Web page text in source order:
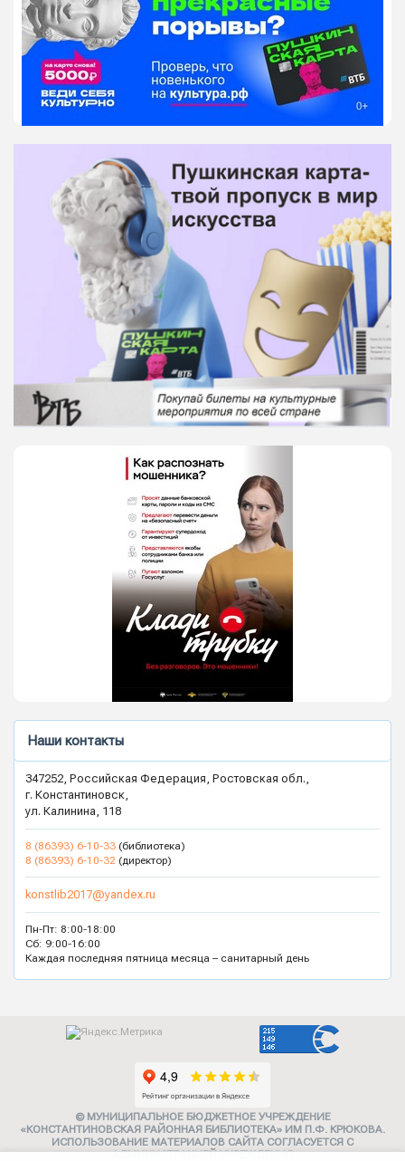
Наши контакты
347252, Российская Федерация, Ростовская обл.,
г. Константиновск,
ул. Калинина, 118
8 (86393) 6-10-33 (библиотека)
8 (86393) 6-10-32 (директор)
konstlib2017@yandex.ru
Пн-Пт: 8:00-18:00
Сб: 9:00-16:00
Каждая последняя пятница месяца – санитарный день
© МУНИЦИПАЛЬНОЕ БЮДЖЕТНОЕ УЧРЕЖДЕНИЕ
«КОНСТАНТИНОВСКАЯ РАЙОННАЯ БИБЛИОТЕКА» ИМ П.Ф. КРЮКОВА.
ИСПОЛЬЗОВАНИЕ МАТЕРИАЛОВ САЙТА СОГЛАСУЕТСЯ С
АДМИНИСТРАЦИЕЙ УЧРЕЖДЕНИЯ